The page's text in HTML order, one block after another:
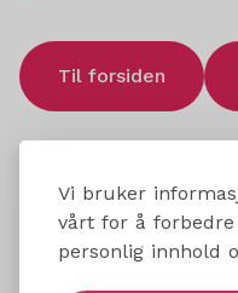
Vi bruker
vårt for å
personlig innhold
Til forsiden